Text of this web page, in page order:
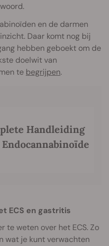
en de darmen
Daar komt nog bij
hebben geboekt om de
doelwit van
te begrijpen.
Handleiding
ECS en gastritis
te weten over het ECS. Zo
wat je kunt verwachten